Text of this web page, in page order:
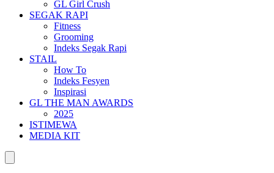
GL Girl Crush
SEGAK RAPI
Fitness
Grooming
Indeks Segak Rapi
STAIL
How To
Indeks Fesyen
Inspirasi
GL THE MAN AWARDS
2025
ISTIMEWA
MEDIA KIT